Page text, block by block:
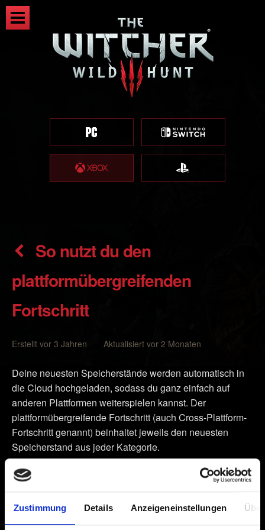
Zustimmung Details Anzeigeneinstellungen
So nutzt du den
plattformübergreifenden
Fortschritt
Erstellt vor 3 Jahren Aktualisiert vor 2 Monaten
Deine neuesten Speicherstände werden automatisch in
die Cloud hochgeladen, sodass du ganz einfach auf
anderen Plattformen weiterspielen kannst. Der
plattformübergreifende Fortschritt (auch Cross-Plattform-
Fortschritt genannt) beinhaltet jeweils den neuesten
Speicherstand aus jeder Kategorie.
Stelle sicher, dass du bei deiner Version vonThe
Witcher 3: Wild Huntden neuesten Patch installiert hast –
das kannst du unter dem Titel im Hauptmenü des Spiels
ablesen.